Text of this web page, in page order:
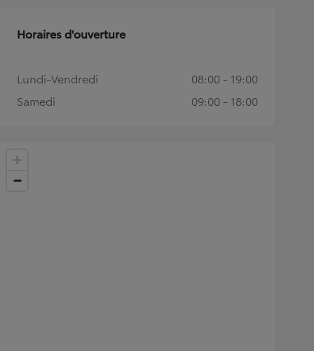
Horaires d'ouverture
Lundi-Vendredi
08:00 - 19:00
Samedi
09:00 - 18:00